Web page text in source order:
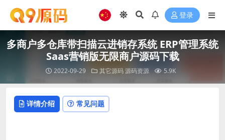
登录
多商户多仓库带扫描云进销存系统 ERP管理系统
Saas营销版无限商户源码下载
2022-09-29 其它源码 源码资源 5.9K
详情介绍 常见问题